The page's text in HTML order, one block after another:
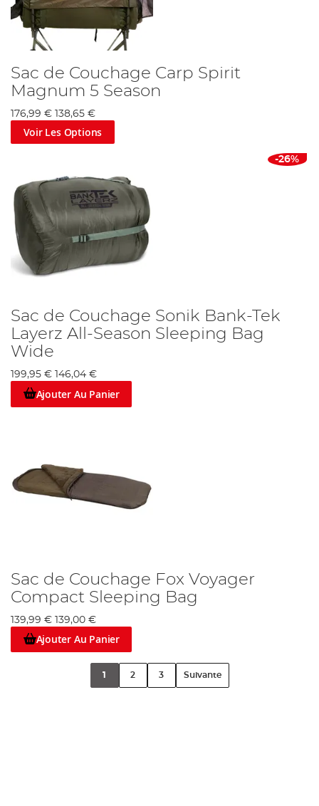
Sac de Couchage Carp Spirit
Magnum 5 Season
176,99 € 138,65 €
Voir Les Options
-26%
Sac de Couchage Sonik Bank-Tek
Layerz All-Season Sleeping Bag
Wide
199,95 € 146,04 €
Ajouter Au Panier
Sac de Couchage Fox Voyager
Compact Sleeping Bag
139,99 € 139,00 €
Ajouter Au Panier
1 2 3 Suivante